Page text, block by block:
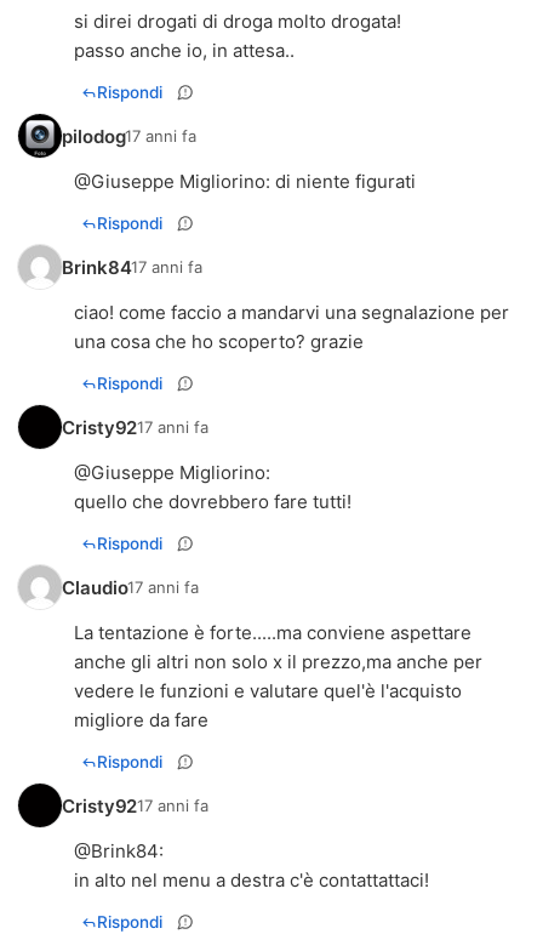
si direi drogati di droga molto drogata!
passo anche io, in attesa..
Rispondi
pilodog17 anni fa
@Giuseppe Migliorino: di niente figurati
Rispondi
Brink8417 anni fa
ciao! come faccio a mandarvi una segnalazione per
una cosa che ho scoperto? grazie
Rispondi
Cristy9217 anni fa
@Giuseppe Migliorino:
quello che dovrebbero fare tutti!
Rispondi
Claudio17 anni fa
La tentazione è forte.....ma conviene aspettare
anche gli altri non solo x il prezzo,ma anche per
vedere le funzioni e valutare quel'è l'acquisto
migliore da fare
Rispondi
Cristy9217 anni fa
@Brink84:
in alto nel menu a destra c'è contattattaci!
Rispondi